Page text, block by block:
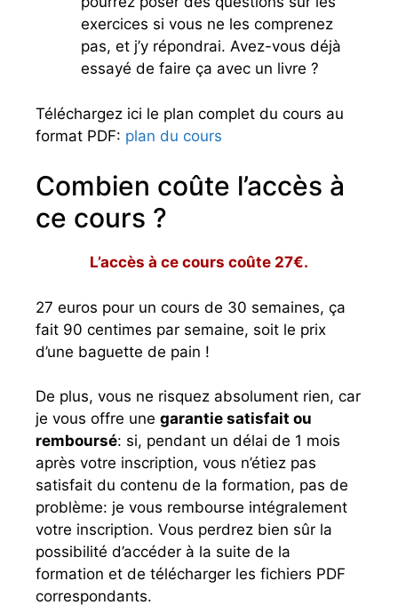
exercices si vous ne les comprenez
pas, et j’y répondrai. Avez-vous déjà
essayé de faire ça avec un livre ?
Téléchargez ici le plan complet du cours au
format PDF: plan du cours
Combien coûte l’accès à
ce cours ?
L’accès à ce cours coûte 27€.
27 euros pour un cours de 30 semaines, ça
fait 90 centimes par semaine, soit le prix
d’une baguette de pain !
De plus, vous ne risquez absolument rien, car
je vous offre une garantie satisfait ou
remboursé: si, pendant un délai de 1 mois
après votre inscription, vous n’étiez pas
satisfait du contenu de la formation, pas de
problème: je vous rembourse intégralement
votre inscription. Vous perdrez bien sûr la
possibilité d’accéder à la suite de la
formation et de télécharger les fichiers PDF
correspondants.